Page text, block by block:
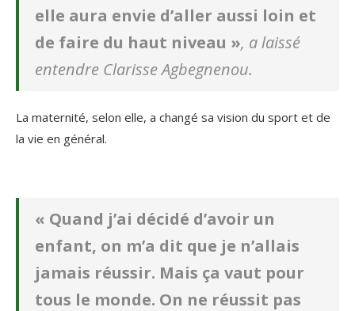
elle aura envie d’aller aussi loin et
de faire du haut niveau », a laissé
entendre Clarisse Agbegnenou.
La maternité, selon elle, a changé sa vision du sport et de
la vie en général.
« Quand j’ai décidé d’avoir un
enfant, on m’a dit que je n’allais
jamais réussir. Mais ça vaut pour
tous le monde. On ne réussit pas